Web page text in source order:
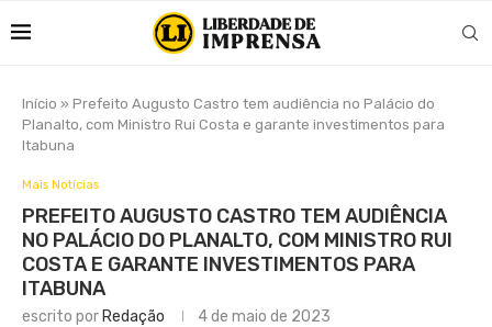
Início » Prefeito Augusto Castro tem audiência no Palácio do
Planalto, com Ministro Rui Costa e garante investimentos para
Itabuna
Mais Notícias
PREFEITO AUGUSTO CASTRO TEM AUDIÊNCIA
NO PALÁCIO DO PLANALTO, COM MINISTRO RUI
COSTA E GARANTE INVESTIMENTOS PARA
ITABUNA
escrito por Redação 4 de maio de 2023